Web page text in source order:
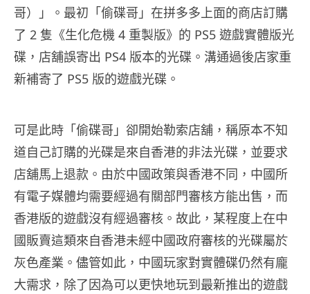
哥）」。最初「偷碟哥」在拼多多上面的商店訂購
了 2 隻《生化危機 4 重製版》的 PS5 遊戲實體版光
碟，店舖誤寄出 PS4 版本的光碟。溝通過後店家重
新補寄了 PS5 版的遊戲光碟。
可是此時「偷碟哥」卻開始勒索店舖，稱原本不知
道自己訂購的光碟是來自香港的非法光碟，並要求
店舖馬上退款。由於中國政策與香港不同，中國所
有電子媒體均需要經過有關部門審核方能出售，而
香港版的遊戲沒有經過審核。故此，某程度上在中
國販賣這類來自香港未經中國政府審核的光碟屬於
灰色產業。儘管如此，中國玩家對實體碟仍然有龐
大需求，除了因為可以更快地玩到最新推出的遊戲